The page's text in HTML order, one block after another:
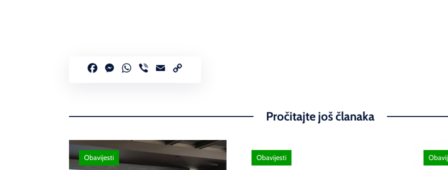
FacebookMessenger
WhatsApp
Viber Email
Pročitajte još članaka
Obavijesti Obavijesti